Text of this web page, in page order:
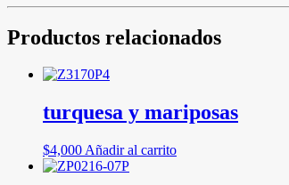
Productos relacionados
turquesa y mariposas
$4,000 Añadir al carrito